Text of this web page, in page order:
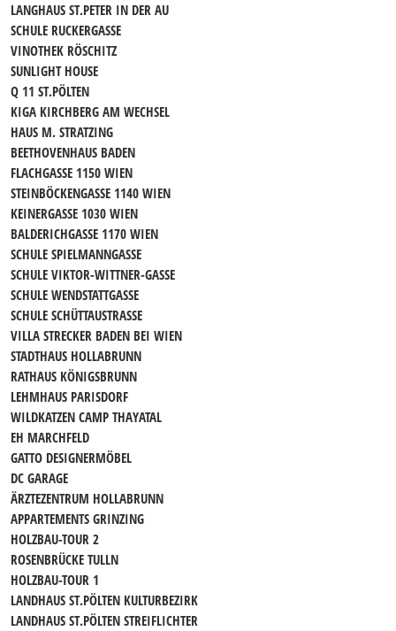
LANGHAUS ST.PETER IN DER AU
SCHULE RUCKERGASSE
VINOTHEK RÖSCHITZ
SUNLIGHT HOUSE
Q 11 ST.PÖLTEN
KIGA KIRCHBERG AM WECHSEL
HAUS M. STRATZING
BEETHOVENHAUS BADEN
FLACHGASSE 1150 WIEN
STEINBÖCKENGASSE 1140 WIEN
KEINERGASSE 1030 WIEN
BALDERICHGASSE 1170 WIEN
SCHULE SPIELMANNGASSE
SCHULE VIKTOR-WITTNER-GASSE
SCHULE WENDSTATTGASSE
SCHULE SCHÜTTAUSTRASSE
VILLA STRECKER BADEN BEI WIEN
STADTHAUS HOLLABRUNN
RATHAUS KÖNIGSBRUNN
LEHMHAUS PARISDORF
WILDKATZEN CAMP THAYATAL
EH MARCHFELD
GATTO DESIGNERMÖBEL
DC GARAGE
ÄRZTEZENTRUM HOLLABRUNN
APPARTEMENTS GRINZING
HOLZBAU-TOUR 2
ROSENBRÜCKE TULLN
HOLZBAU-TOUR 1
LANDHAUS ST.PÖLTEN KULTURBEZIRK
LANDHAUS ST.PÖLTEN STREIFLICHTER